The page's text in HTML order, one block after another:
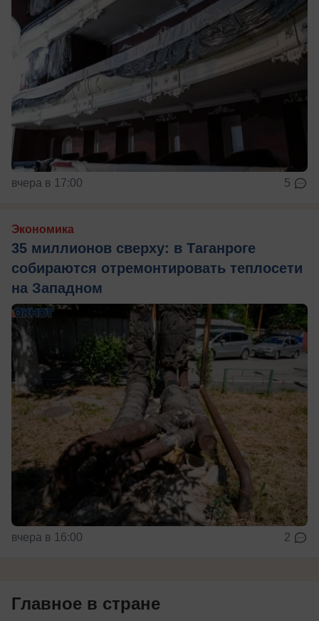
вчера в 17:00 5
Экономика
35 миллионов сверху: в Таганроге
собираются отремонтировать теплосети
на Западном
вчера в 16:00 2
Главное в стране